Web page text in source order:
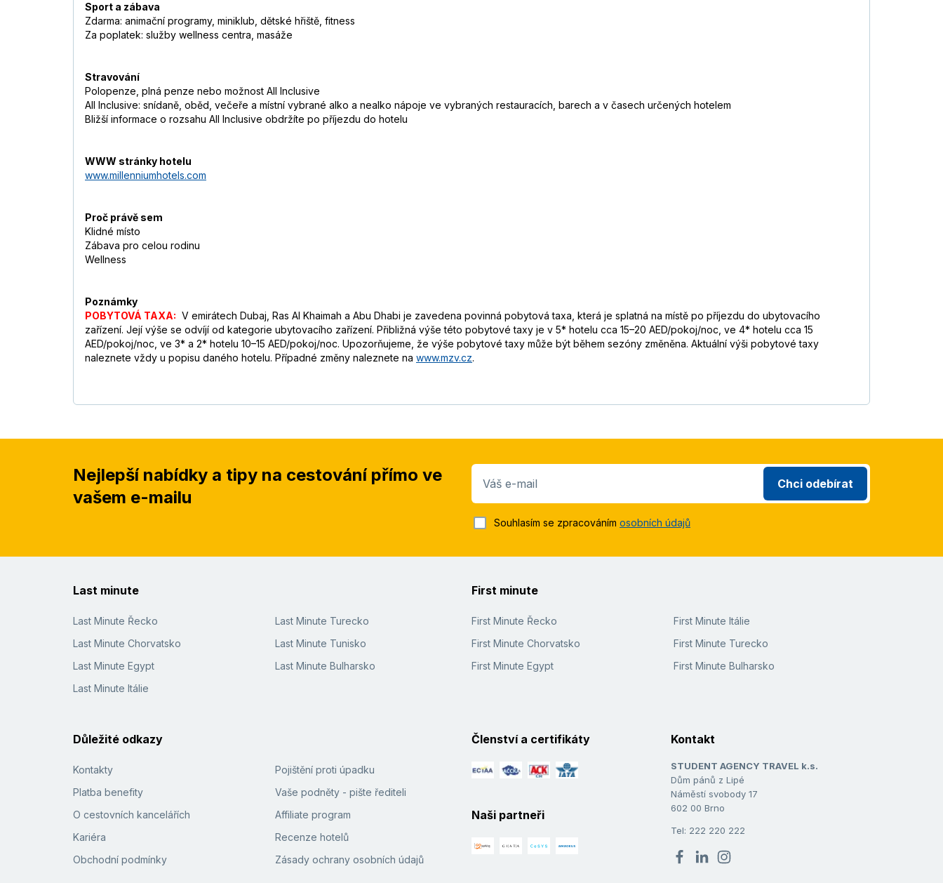
Sport a zábava
Zdarma: animační programy, miniklub, dětské hřiště, fitness
Za poplatek: služby wellness centra, masáže
Stravování
Polopenze, plná penze nebo možnost All Inclusive
All Inclusive: snídaně, oběd, večeře a místní vybrané alko a nealko nápoje ve vybraných restauracích, barech a v časech určených hotelem
Bližší informace o rozsahu All Inclusive obdržíte po příjezdu do hotelu
WWW stránky hotelu
www.millenniumhotels.com
Proč právě sem
Klidné místo
Zábava pro celou rodinu
Wellness
Poznámky
POBYTOVÁ TAXA: V emirátech Dubaj, Ras Al Khaimah a Abu Dhabi je zavedena povinná pobytová taxa, která je splatná na místě po příjezdu do ubytovacího
zařízení. Její výše se odvíjí od kategorie ubytovacího zařízení. Přibližná výše této pobytové taxy je v 5* hotelu cca 15–20 AED/pokoj/noc, ve 4* hotelu cca 15
AED/pokoj/noc, ve 3* a 2* hotelu 10–15 AED/pokoj/noc. Upozorňujeme, že výše pobytové taxy může být během sezóny změněna. Aktuální výši pobytové taxy
naleznete vždy u popisu daného hotelu. Případné změny naleznete na www.mzv.cz.
Nejlepší nabídky a tipy na cestování přímo ve
vašem e-mailu
Váš e-mail Chci odebírat
Souhlasím se zpracováním osobních údajů
Last minute
Last Minute Řecko
Last Minute Chorvatsko
Last Minute Egypt
Last Minute Itálie
Last Minute Turecko
Last Minute Tunisko
Last Minute Bulharsko
First minute
First Minute Řecko
First Minute Chorvatsko
First Minute Egypt
First Minute Itálie
First Minute Turecko
First Minute Bulharsko
Důležité odkazy
Kontakty
Platba benefity
O cestovních kancelářích
Kariéra
Obchodní podmínky
Pojištění proti úpadku
Vaše podněty - pište řediteli
Affiliate program
Recenze hotelů
Zásady ochrany osobních údajů
Členství a certifikáty
Naši partneři
Kontakt
STUDENT AGENCY TRAVEL k.s.
Dům pánů z Lipé
Náměstí svobody 17
602 00 Brno
Tel: 222 220 222